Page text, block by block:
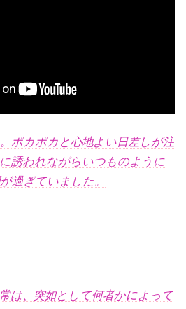
ポカポカと心地よい日差しが注
誘われながらいつものように
過ぎていました。
は、突如として何者かによって